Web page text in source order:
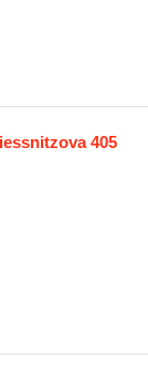
405